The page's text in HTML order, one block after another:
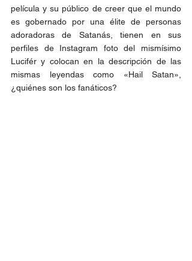
película y su público de creer que el mundo
es gobernado por una élite de personas
adoradoras de Satanás, tienen en sus
perfiles de Instagram foto del mismísimo
Lucifér y colocan en la descripción de las
mismas leyendas como «Hail Satan»,
¿quiénes son los fanáticos?